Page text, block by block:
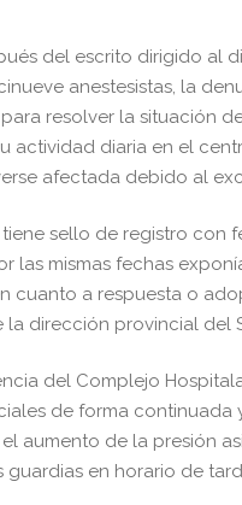
del escrito dirigido al
anestesistas, la
resolver la situación
actividad diaria en el
afectada debido al
sello de registro con
las mismas fechas
cuanto a respuesta o
dirección provincial del
del Complejo
de forma
aumento de la presión
guardias en horario de